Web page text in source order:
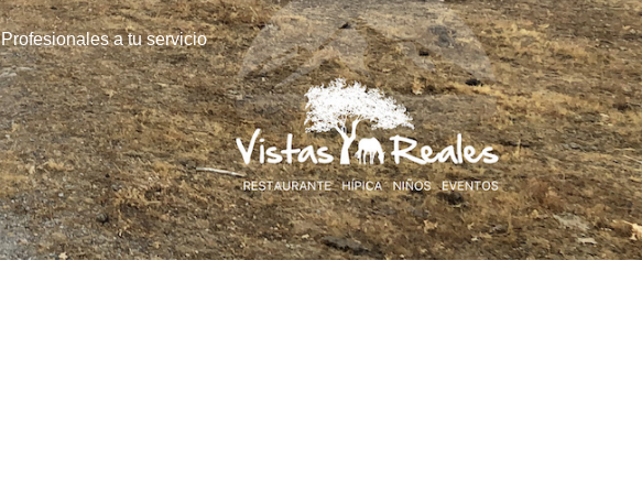
Profesionales a tu servicio